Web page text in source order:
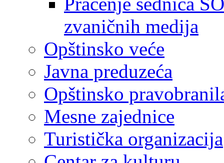
zvaničnih medija
Opštinsko veće
Javna preduzeća
Opštinsko
Mesne zajednice
Turistička organizacija